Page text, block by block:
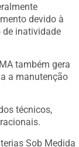
devido à
de inatividade
também gera
a manutenção
técnicos,
Sob Medida